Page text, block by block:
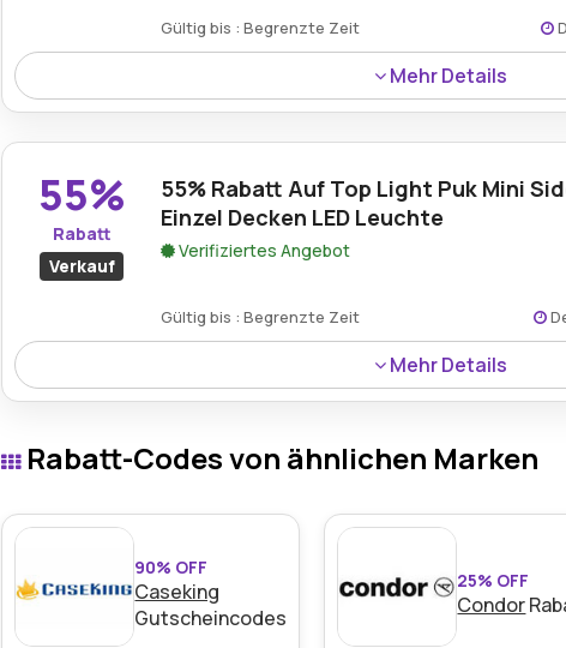
Gültig bis : Begrenzte Zeit
Mehr Details
63% Rabatt gelten für das Oligo Phase System T-Kupplung
Gutschein, sodass fortschrittliche Beleuchtungskomponenten
55%
Rabatt
Verkauf
55% Rabatt Auf Top Light Puk Mini
Einzel Decken LED Leuchte
Verifiziertes Angebot
Gültig bis : Begrenzte Zeit
Mehr Details
55% Rabatt ist auf die Top Light Puk Mini Side Single LED-
Rabatt-Codes von ähnlichen Marken
90% OFF
Caseking
Gutscheincodes
25% OFF
Condor